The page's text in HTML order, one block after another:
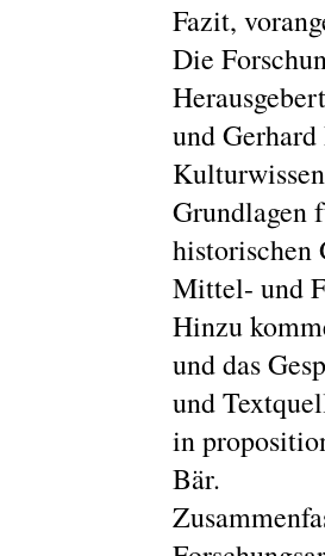
Fazit,
Die
und
Grundlagen
historischen
Mittel- und
Hinzu
und das
und
in
Bär.